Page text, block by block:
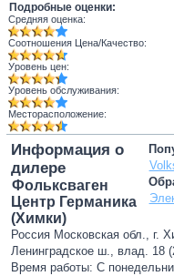
Подробные оценки:
Средняя оценка:
Соотношения Цена/Качество:
Уровень цен:
Уровень обслуживания:
Месторасположение:
Информация о
дилере
Фольксваген
Центр Германика
(Химки)
Россия Московская обл., г.
Ленинградское ш., влад. 18
Время работы: С